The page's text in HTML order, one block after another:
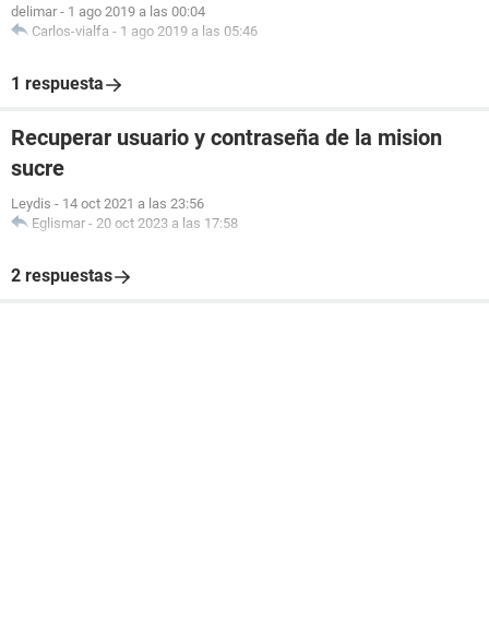
delimar - 1 ago 2019 a las 00:04
Carlos-vialfa - 1 ago 2019 a las 05:46
1 respuesta
Recuperar usuario y contraseña de la mision
sucre
Leydis - 14 oct 2021 a las 23:56
Eglismar - 20 oct 2023 a las 17:58
2 respuestas